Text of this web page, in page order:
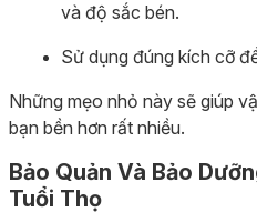
và độ sắc bén.
Sử dụng đúng kích cỡ
Những mẹo nhỏ này sẽ giúp
bạn bền hơn rất nhiều.
Bảo Quản Và Bảo
Tuổi Thọ